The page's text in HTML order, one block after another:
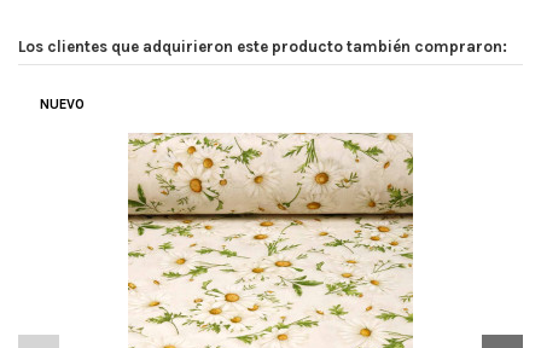
Los clientes que adquirieron este producto también compraron:
NUEVO